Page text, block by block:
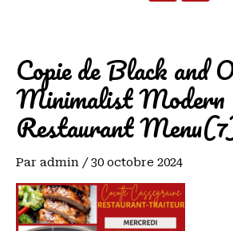
Copie de Black and
Minimalist Modern
Restaurant
Par admin /30 octobre 2024